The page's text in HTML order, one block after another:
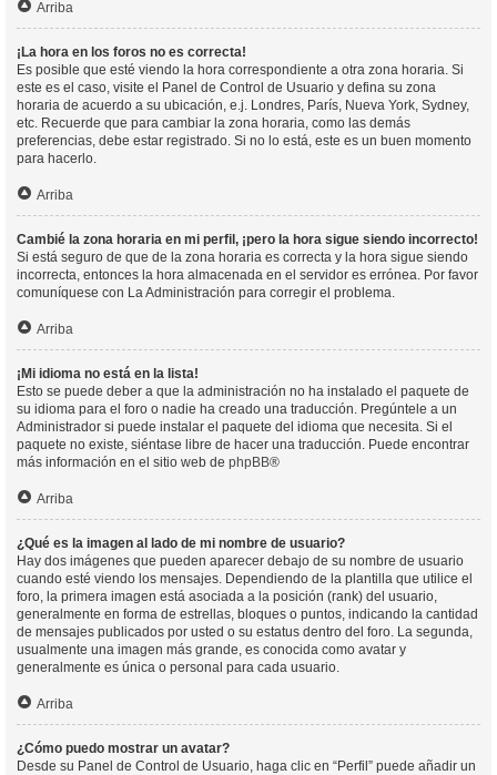
Arriba
¡La hora en los foros no es correcta!
Es posible que esté viendo la hora correspondiente a otra zona horaria. Si
este es el caso, visite el Panel de Control de Usuario y defina su zona
horaria de acuerdo a su ubicación, e.j. Londres, París, Nueva York, Sydney,
etc. Recuerde que para cambiar la zona horaria, como las demás
preferencias, debe estar registrado. Si no lo está, este es un buen momento
para hacerlo.
Arriba
Cambié la zona horaria en mi perfil, ¡pero la hora sigue siendo incorrecto!
Si está seguro de que de la zona horaria es correcta y la hora sigue siendo
incorrecta, entonces la hora almacenada en el servidor es errónea. Por favor
comuníquese con La Administración para corregir el problema.
Arriba
¡Mi idioma no está en la lista!
Esto se puede deber a que la administración no ha instalado el paquete de
su idioma para el foro o nadie ha creado una traducción. Pregúntele a un
Administrador si puede instalar el paquete del idioma que necesita. Si el
paquete no existe, siéntase libre de hacer una traducción. Puede encontrar
más información en el sitio web de phpBB®
Arriba
¿Qué es la imagen al lado de mi nombre de usuario?
Hay dos imágenes que pueden aparecer debajo de su nombre de usuario
cuando esté viendo los mensajes. Dependiendo de la plantilla que utilice el
foro, la primera imagen está asociada a la posición (rank) del usuario,
generalmente en forma de estrellas, bloques o puntos, indicando la cantidad
de mensajes publicados por usted o su estatus dentro del foro. La segunda,
usualmente una imagen más grande, es conocida como avatar y
generalmente es única o personal para cada usuario.
Arriba
¿Cómo puedo mostrar un avatar?
Desde su Panel de Control de Usuario, haga clic en “Perfil” puede añadir un